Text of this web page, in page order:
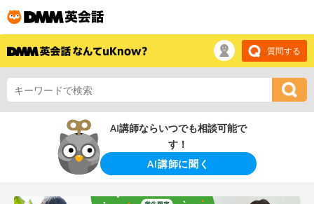
質問する
AI講師ならいつでも相談可能で
す！
AI講師に聞く